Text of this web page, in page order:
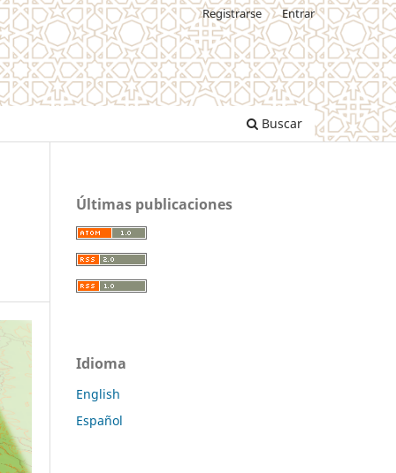
Buscar
Registrarse Entrar
Últimas publicaciones
Idioma
English
Español